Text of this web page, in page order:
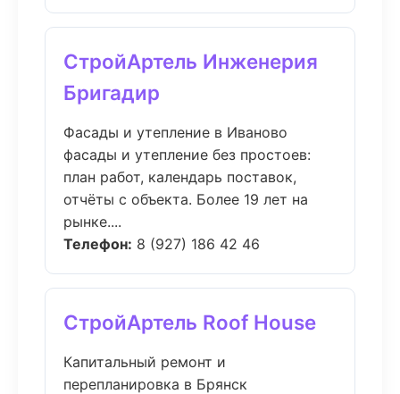
СтройАртель Инженерия
Бригадир
Фасады и утепление в Иваново
фасады и утепление без простоев:
план работ, календарь поставок,
отчёты с объекта. Более 19 лет на
рынке....
Телефон: 8 (927) 186 42 46
СтройАртель Roof House
Капитальный ремонт и
перепланировка в Брянск